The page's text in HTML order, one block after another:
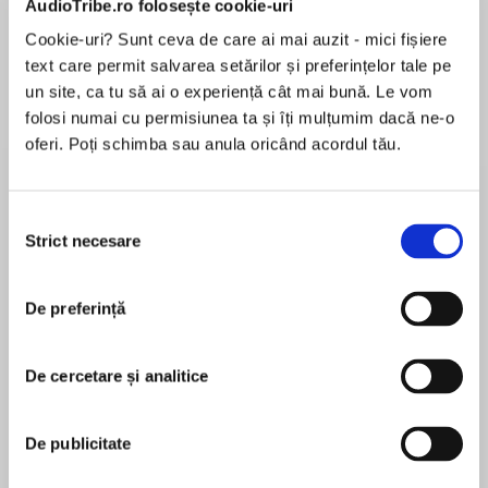
AudioTribe.ro folosește cookie-uri
Cookie-uri? Sunt ceva de care ai mai auzit - mici fișiere
text care permit salvarea setărilor și preferințelor tale pe
un site, ca tu să ai o experiență cât mai bună. Le vom
folosi numai cu permisiunea ta și îți mulțumim dacă ne-o
oferi. Poți schimba sau anula oricând acordul tău.
consimțământului
Strict necesare
De preferință
De cercetare și analitice
De publicitate
Desprecarte
The moving, funny, thrilling and adventured-
filled new novel for readers of 10 and up from
When twelve-year-olds Willa and Manny hear of
a mysterious animal prowling their town, they
creature into a cave one full moon, they are
conquered decades ago and even their own
pentru această carte
Ross Welford was a journalist and television